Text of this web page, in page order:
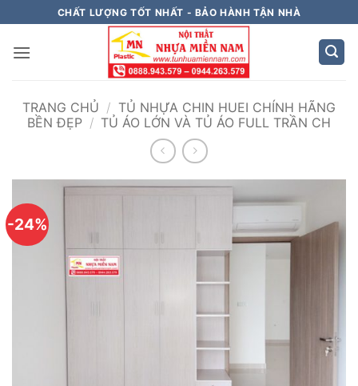
qua
nội
CHẤT LƯỢNG TỐT NHẤT - BẢO HÀNH TẬN NHÀ
TRANG CHỦ / TỦ NHỰA CHIN HUEI CHÍNH HÃNG
BỀN ĐẸP / TỦ ÁO LỚN VÀ TỦ ÁO FULL TRẦN CH
-24%